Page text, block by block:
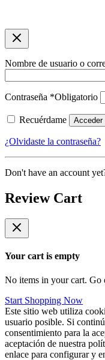
Nombre de usuario o
Contraseña *Obligatorio
Recuérdame Acceder
¿Olvidaste la contraseña?
Don't have an account
Review Cart
Your cart is empty
No items in your cart.
Start Shopping Now
Este sitio web utiliza
usuario posible. Si
consentimiento para la
aceptación de nuestra
enlace para configurar y